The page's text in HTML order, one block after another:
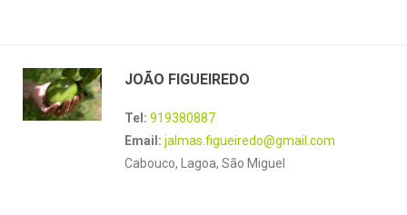
JOÃO FIGUEIREDO
Tel: 919380887
Email: jalmas.figueiredo@gmail.com
Cabouco, Lagoa, São Miguel